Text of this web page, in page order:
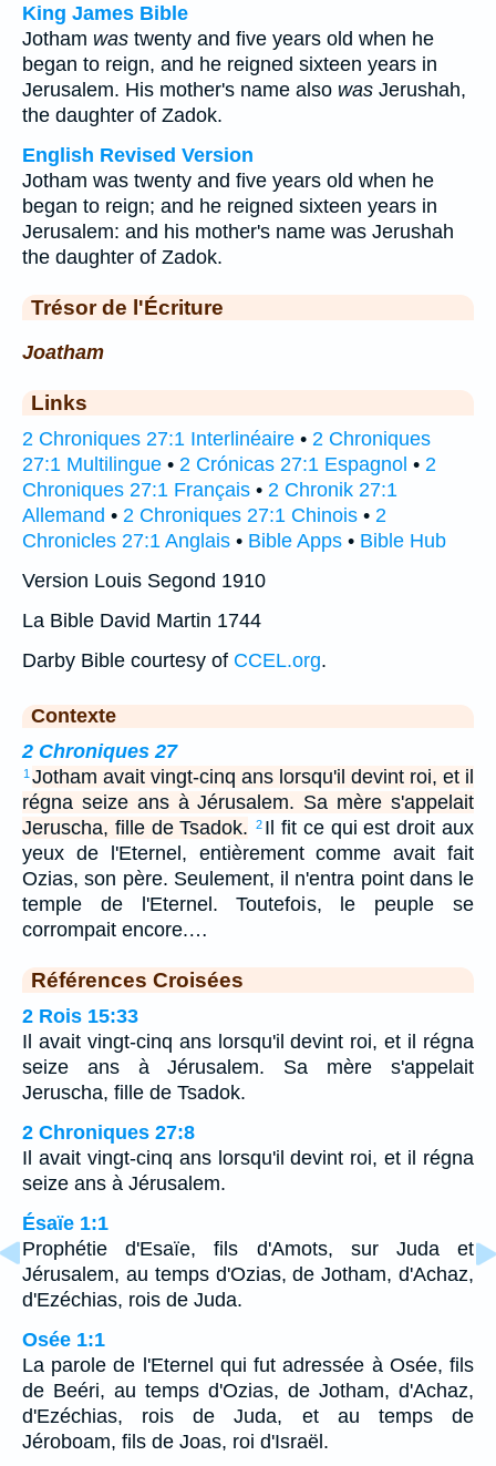
King James Bible
Jotham was twenty and five years old when he
began to reign, and he reigned sixteen years in
Jerusalem. His mother's name also was Jerushah,
the daughter of Zadok.
English Revised Version
Jotham was twenty and five years old when he
began to reign; and he reigned sixteen years in
Jerusalem: and his mother's name was Jerushah
the daughter of Zadok.
Trésor de l'Écriture
Joatham
Links
2 Chroniques 27:1 Interlinéaire • 2 Chroniques
27:1 Multilingue • 2 Crónicas 27:1 Espagnol • 2
Chroniques 27:1 Français • 2 Chronik 27:1
Allemand • 2 Chroniques 27:1 Chinois • 2
Chronicles 27:1 Anglais • Bible Apps • Bible Hub
Version Louis Segond 1910
La Bible David Martin 1744
Darby Bible courtesy of CCEL.org.
Contexte
2 Chroniques 27
1 Jotham avait vingt-cinq ans lorsqu'il devint roi, et il
régna seize ans à Jérusalem. Sa mère s'appelait
Jeruscha, fille de Tsadok.
2 Il fit ce qui est droit aux
yeux de l'Eternel, entièrement comme avait fait
Ozias, son père. Seulement, il n'entra point dans le
temple de l'Eternel. Toutefois, le peuple se
corrompait encore.…
Références Croisées
2 Rois 15:33
Il avait vingt-cinq ans lorsqu'il devint roi, et il régna
seize ans à Jérusalem. Sa mère s'appelait
Jeruscha, fille de Tsadok.
2 Chroniques 27:8
Il avait vingt-cinq ans lorsqu'il devint roi, et il régna
seize ans à Jérusalem.
Ésaïe 1:1
Prophétie d'Esaïe, fils d'Amots, sur Juda et
Jérusalem, au temps d'Ozias, de Jotham, d'Achaz,
d'Ezéchias, rois de Juda.
Osée 1:1
La parole de l'Eternel qui fut adressée à Osée, fils
de Beéri, au temps d'Ozias, de Jotham, d'Achaz,
d'Ezéchias, rois de Juda, et au temps de
Jéroboam, fils de Joas, roi d'Israël.